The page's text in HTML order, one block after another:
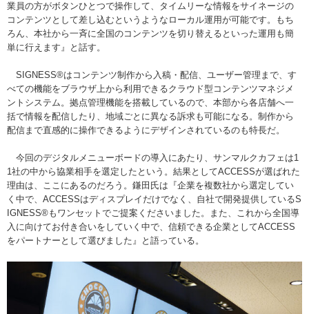
業員の方がボタンひとつで操作して、タイムリーな情報をサイネージの
コンテンツとして差し込むというようなローカル運用が可能です。もち
ろん、本社から一斉に全国のコンテンツを切り替えるといった運用も簡
単に行えます』と話す。
SIGNESS®はコンテンツ制作から入稿・配信、ユーザー管理まで、す
べての機能をブラウザ上から利用できるクラウド型コンテンツマネジメ
ントシステム。拠点管理機能を搭載しているので、本部から各店舗へ一
括で情報を配信したり、地域ごとに異なる訴求も可能になる。制作から
配信まで直感的に操作できるようにデザインされているのも特長だ。
今回のデジタルメニューボードの導入にあたり、サンマルクカフェは1
1社の中から協業相手を選定したという。結果としてACCESSが選ばれた
理由は、ここにあるのだろう。鎌田氏は『企業を複数社から選定してい
く中で、ACCESSはディスプレイだけでなく、自社で開発提供しているS
IGNESS®もワンセットでご提案くださいました。また、これから全国導
入に向けてお付き合いをしていく中で、信頼できる企業としてACCESS
をパートナーとして選びました』と語っている。